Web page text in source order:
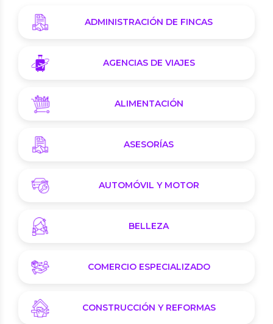
ADMINISTRACIÓN DE FINCAS
AGENCIAS DE VIAJES
ALIMENTACIÓN
ASESORÍAS
AUTOMÓVIL Y MOTOR
BELLEZA
COMERCIO ESPECIALIZADO
CONSTRUCCIÓN Y REFORMAS